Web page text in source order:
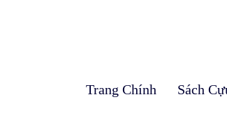
Trang Chính Sách